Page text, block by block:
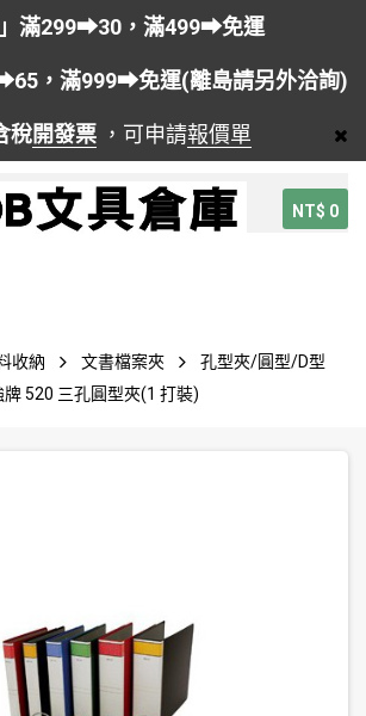
」滿299➡30，滿499➡免運
，滿999➡免運(離島請另外洽詢)
稅開發票 ，可申請報價單
NT$ 0
收納 文書檔案夾
孔型夾/圓型/D型
牌 520 三孔圓型夾(1 打裝)